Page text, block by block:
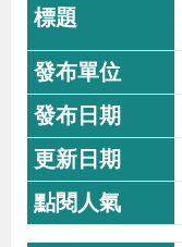
區
相
關
連
結